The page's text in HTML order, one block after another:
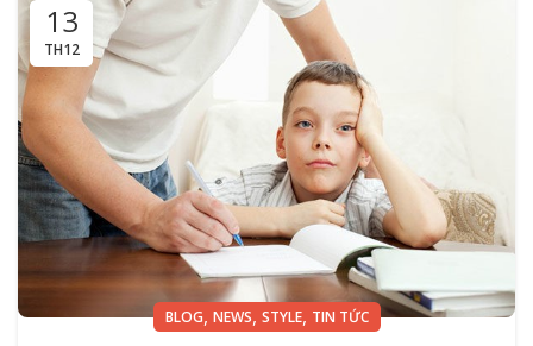
13
TH12
BLOG, NEWS, STYLE, TIN TỨC